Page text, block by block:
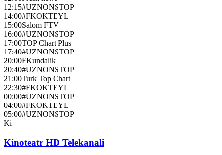
12:15#UZNONSTOP
14:00#FKOKTEYL
15:00Salom FTV
16:00#UZNONSTOP
17:00TOP Chart Plus
17:40#UZNONSTOP
20:00FKundalik
20:40#UZNONSTOP
21:00Turk Top Chart
22:30#FKOKTEYL
00:00#UZNONSTOP
04:00#FKOKTEYL
05:00#UZNONSTOP
Ki
Kinoteatr HD Telekanali